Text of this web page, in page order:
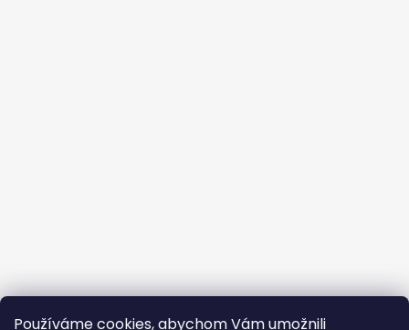
Používáme cookies, abychom Vám umožnili